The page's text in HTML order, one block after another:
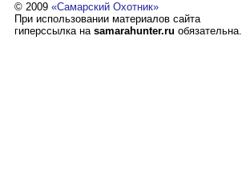
© 2009 «Самарский Охотник»
При использовании материалов сайта
гиперссылка на samarahunter.ru обязательна.